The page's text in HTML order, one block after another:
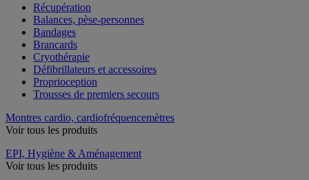
Récupération
Balances, pèse-personnes
Bandages
Brancards
Cryothérapie
Défibrillateurs et accessoires
Proprioception
Trousses de premiers secours
Montres cardio, cardiofréquencemètres
Voir tous les produits
EPI, Hygiène & Aménagement
Voir tous les produits